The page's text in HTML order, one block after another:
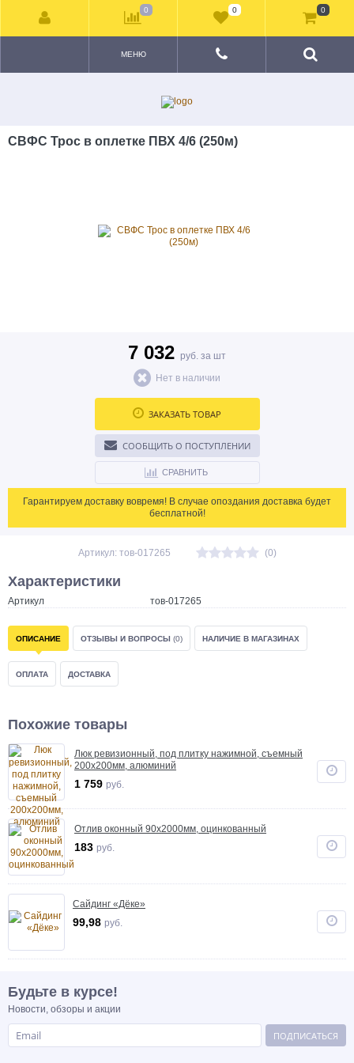
МЕНЮ
СВФС Трос в оплетке ПВХ 4/6 (250м)
7 032 руб. за шт
Нет в наличии
ЗАКАЗАТЬ ТОВАР
СООБЩИТЬ О ПОСТУПЛЕНИИ
СРАВНИТЬ
Гарантируем доставку вовремя! В случае опоздания доставка будет
бесплатной!
Артикул: тов-017265 (0)
Характеристики
Артикул тов-017265
ОПИСАНИЕ ОТЗЫВЫ И ВОПРОСЫ (0) НАЛИЧИЕ В МАГАЗИНАХ
ОПЛАТА ДОСТАВКА
Похожие товары
Люк ревизионный, под плитку нажимной, съемный
200х200мм, алюминий
1 759 руб.
Отлив оконный 90х2000мм, оцинкованный
183 руб.
Сайдинг «Дёке»
99,98 руб.
Будьте в курсе!
Новости, обзоры и акции
ПОДПИСАТЬСЯ
0 0 0